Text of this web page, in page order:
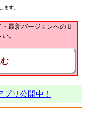
ます。
・最新バージョンへのＵ
。
リ公開中！